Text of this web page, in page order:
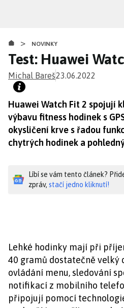
obsahu
> NOVINKY
Test: Huawei
Michal Bareš23.06.2022
Huawei Watch Fit 2 spojují
výbavu fitness hodinek s
okysličení krve s řadou
chytrých hodinek a
Líbí se vám tento článek?
zpráv, stačí jedno kliknutí!
Lehké hodinky mají při
40 gramů dostatečně velký
ovládání menu, sledování
notifikací z mobilního
připojují pomocí